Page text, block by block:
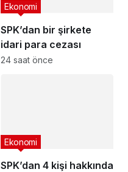
SPK’dan bir şirkete
idari para cezası
Ekonomi
24 saat önce
SPK’dan 4 kişi hakkında
Ekonomi